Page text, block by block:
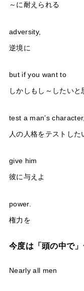
～に耐えられる
adversity,
逆境に
but if you want to
しかしもし～したいと
test a man’s character,
人の人格をテストした
give him
彼に与えよ
power.
権力を
今度は「頭の中で
Nearly all men